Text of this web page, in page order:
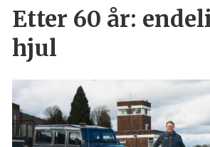
Etter 60 år:
hjul